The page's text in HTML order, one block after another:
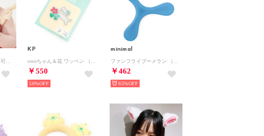
KP
￥550
50%
minimal
￥462
65%